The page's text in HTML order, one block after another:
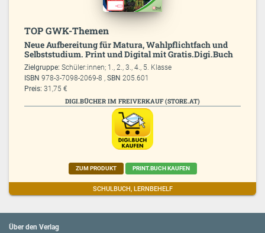
TOP GWK-Themen
Neue Aufbereitung für Matura, Wahlpflichtfach und
Selbststudium. Print und Digital mit Gratis.Digi.Buch
Zielgruppe:Schüler:innen; 1., 2., 3., 4., 5. Klasse
ISBN978-3-7098-2069-8 ,SBN205.601
Preis: 31,75 €
DIGI.BÜCHER IM FREIVERKAUF (STORE.AT)
ZUM PRODUKT PRINT.BUCH KAUFEN
SCHULBUCH, LERNBEHELF
Über den Verlag